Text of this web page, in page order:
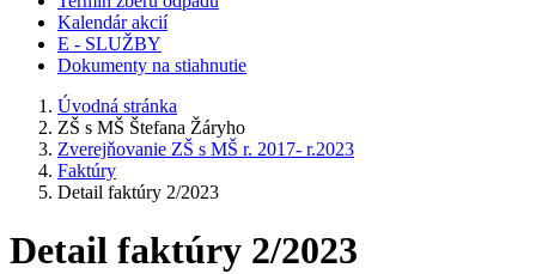
Kalendár akcií
E - SLUŽBY
Dokumenty na stiahnutie
Úvodná stránka
ZŠ s MŠ Štefana Žáryho
Zverejňovanie ZŠ s MŠ r. 2017- r.2023
Faktúry
Detail faktúry 2/2023
Detail faktúry 2/2023